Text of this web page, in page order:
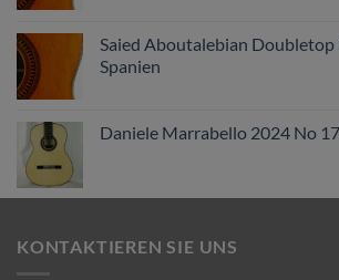
Saied Aboutalebian Doubletop
Spanien
Daniele Marrabello 2024 No
KONTAKTIEREN SIE UNS